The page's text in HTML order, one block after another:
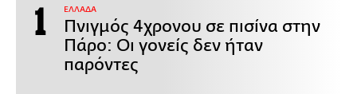
ΕΛΛΑΔΑ
Πνιγμός 4χρονου σε πισίνα στην
Πάρο: Οι γονείς δεν ήταν
παρόντες